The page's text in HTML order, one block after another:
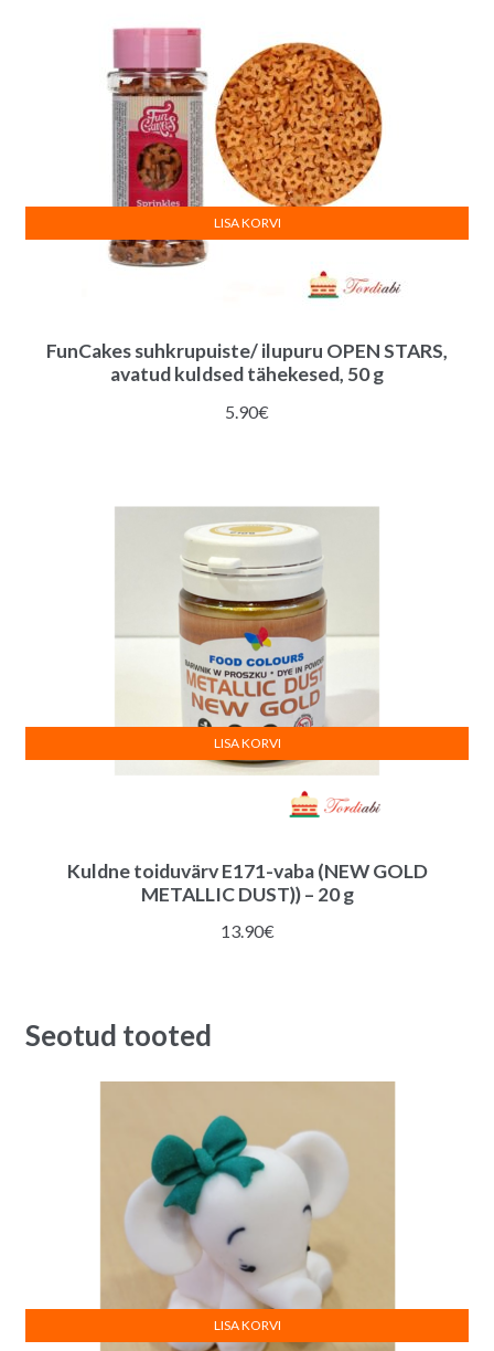
FunCakes suhkrupuiste/ ilupuru OPEN STARS,
avatud kuldsed tähekesed, 50 g
5.90€
LISA KORVI
Kuldne toiduvärv E171-vaba (NEW GOLD
METALLIC DUST)) – 20 g
13.90€
LISA KORVI
Seotud tooted
LISA KORVI